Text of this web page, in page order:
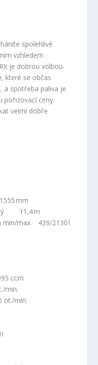
spolehlivé
vzhledem
je dobrou volbou.
které se občas
a spotřeba paliva je
pořizovací ceny
velmi dobře
mm
11,4 m
min/max 439/2130 l
ccm
min.
ot./min.